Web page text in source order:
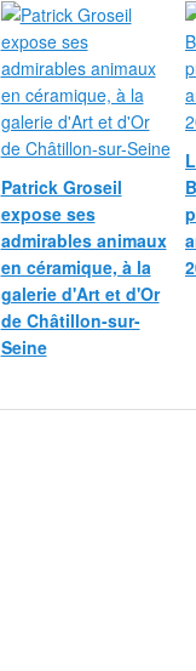
Patrick Groseil
expose ses
admirables animaux
en céramique, à la
galerie d'Art et d'Or
de Châtillon-sur-
Seine